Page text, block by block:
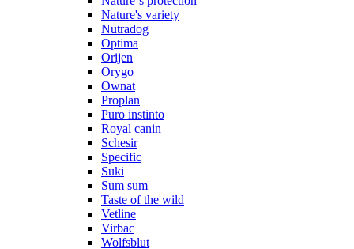
Nature's variety
Nutradog
Optima
Orijen
Orygo
Ownat
Proplan
Puro instinto
Royal canin
Schesir
Specific
Suki
Sum sum
Taste of the wild
Vetline
Virbac
Wolfsblut